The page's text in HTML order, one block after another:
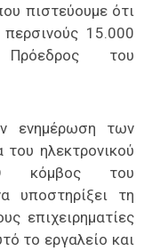
πιστεύουμε ότι
15.000
του
ενημέρωση των
του ηλεκτρονικού
Ο κόμβος του
υποστηρίξει τη
επιχειρηματίες
το εργαλείο και